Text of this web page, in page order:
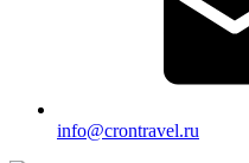
info@crontravel.ru